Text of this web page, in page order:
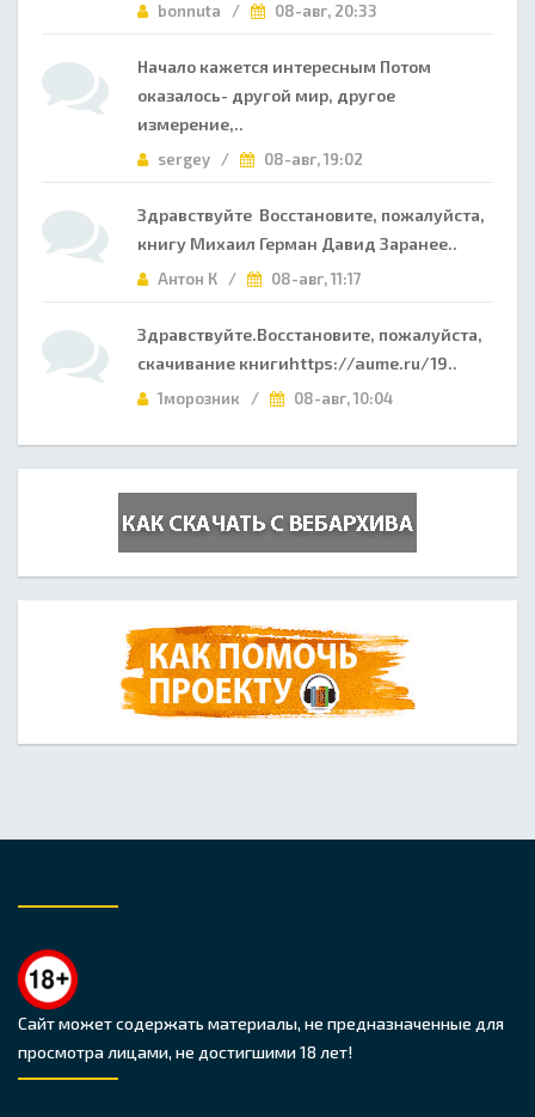
bonnuta / 08-авг, 20:33
Начало кажется интересным Потом
оказалось- другой мир, другое
измерение,..
sergey / 08-авг, 19:02
Здравствуйте Восстановите, пожалуйста,
книгу Михаил Герман Давид Заранее..
Антон К / 08-авг, 11:17
Здравствуйте.Восстановите, пожалуйста,
скачивание книгиhttps://aume.ru/19..
1морозник / 08-авг, 10:04
Сайт может содержать материалы, не предназначенные для
просмотра лицами, не достигшими 18 лет!